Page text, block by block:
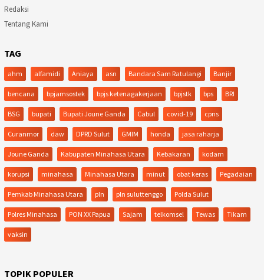
Redaksi
Tentang Kami
TAG
ahm alfamidi Aniaya asn Bandara Sam Ratulangi Banjir
bencana bpjamsostek bpjs ketenagakerjaan bpjstk bps BRI
BSG bupati Bupati Joune Ganda Cabul covid-19 cpns
Curanmor daw DPRD Sulut GMIM honda jasa raharja
Joune Ganda Kabupaten Minahasa Utara Kebakaran kodam
korupsi minahasa Minahasa Utara minut obat keras Pegadaian
Pemkab Minahasa Utara pln pln suluttenggo Polda Sulut
Polres Minahasa PON XX Papua Sajam telkomsel Tewas Tikam
vaksin
TOPIK POPULER